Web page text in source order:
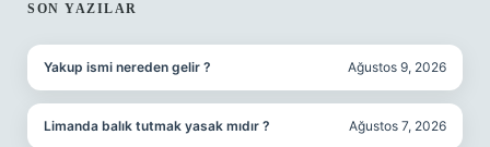
SIDEBAR
SON YAZILAR
Yakup ismi nereden gelir ? Ağustos 9, 2026
Limanda balık tutmak yasak mıdır ? Ağustos 7, 2026